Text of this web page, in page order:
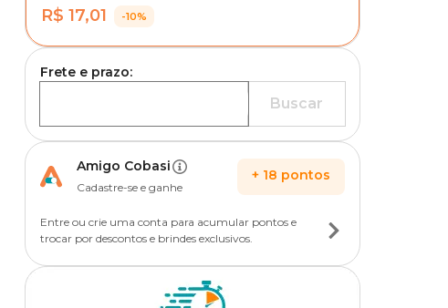
R$ 17,01 -10%
Frete e prazo:
Buscar
Amigo Cobasi
Cadastre-se e ganhe
+ 18 pontos
Entre ou crie uma conta para acumular pontos e
trocar por descontos e brindes exclusivos.